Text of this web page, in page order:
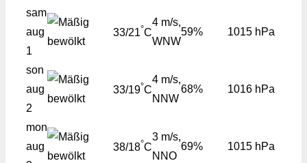
sam
aug
1
33/21°C
4 m/s,
WNW
59% 1015 hPa
son
aug
2
33/19°C
4 m/s,
NNW
68% 1016 hPa
mon
aug
38/18°C
3 m/s,
NNO
69% 1015 hPa